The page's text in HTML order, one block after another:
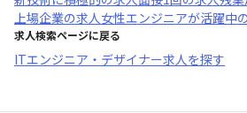
上場企業の求人女性エンジニアが活躍中
求人検索ページに戻る
ITエンジニア・デザイナー求人を探す